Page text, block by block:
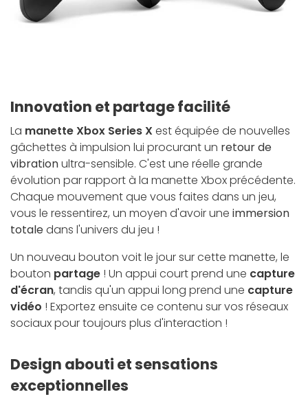
Innovation et partage facilité
La manette Xbox Series X est équipée de nouvelles
gâchettes à impulsion lui procurant un retour de
vibrationultra-sensible. C'est une réelle grande
évolution par rapport à la manette Xbox précédente.
Chaque mouvement que vous faites dans un jeu,
vous le ressentirez, un moyen d'avoir une immersion
totaledans l'univers du jeu !
Un nouveau bouton voit le jour sur cette manette, le
bouton partage ! Un appui court prend une capture
d'écran, tandis qu'un appui long prend une capture
vidéo ! Exportez ensuite ce contenu sur vos réseaux
sociaux pour toujours plus d'interaction !
Design abouti et sensations
exceptionnelles